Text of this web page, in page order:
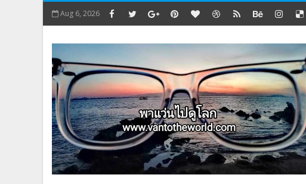
Aug 6, 2026